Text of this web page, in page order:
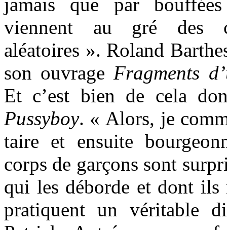
viennent au gré des
aléatoires ». Roland
son ouvrageFragments
Et c’est bien de cela
Pussyboy. « Alors, je
taire et ensuite
corps de garçons sont
qui les déborde et dont ils
pratiquent un véritable